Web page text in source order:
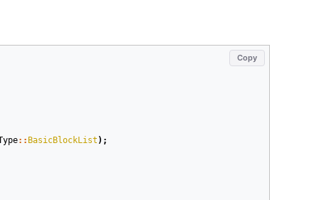
Copy
:: BasicBlockList );